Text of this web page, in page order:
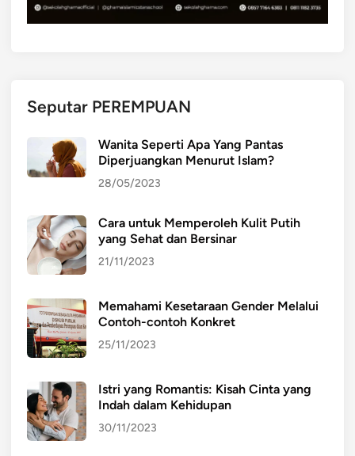
Seputar PEREMPUAN
Wanita Seperti Apa Yang Pantas
Diperjuangkan Menurut Islam?
28/05/2023
Cara untuk Memperoleh Kulit Putih
yang Sehat dan Bersinar
21/11/2023
Memahami Kesetaraan Gender Melalui
Contoh-contoh Konkret
25/11/2023
Istri yang Romantis: Kisah Cinta yang
Indah dalam Kehidupan
30/11/2023